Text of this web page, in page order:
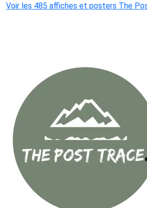
Voir les 485 affiches et posters The